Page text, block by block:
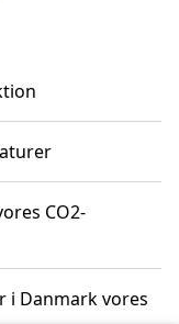
CO2-
i Danmark vores